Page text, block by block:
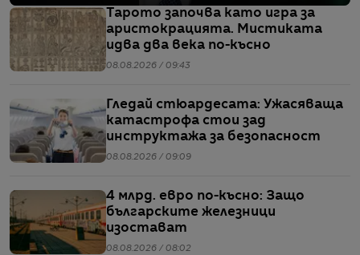
Тарото започва като игра за
аристокрацията. Мистиката
идва два века по-късно
08.08.2026 / 09:43
Гледай стюардесата: Ужасяваща
катастрофа стои зад
инструктажа за безопасност
08.08.2026 / 09:09
4 млрд. евро по-късно: Защо
българските железници
изостават
08.08.2026 / 08:02